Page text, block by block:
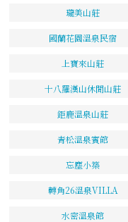
瓏美山莊
國蘭花園溫泉民宿
上寶來山莊
十八羅漢山休閒山莊
鉅鹿溫泉山莊
青松溫泉賓館
忘塵小築
轉角26溫泉VILLA
水密溫泉館